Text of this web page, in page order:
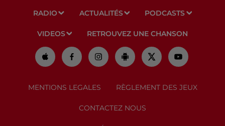
RADIO ACTUALITÉS PODCASTS
VIDEOS RETROUVEZ UNE CHANSON
MENTIONS LEGALES RÈGLEMENT DES JEUX
CONTACTEZ NOUS